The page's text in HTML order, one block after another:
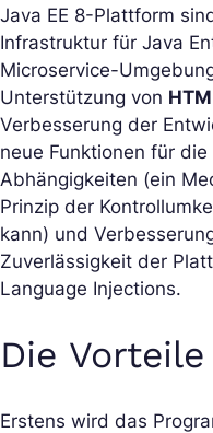
Java EE 8-Plattform
Infrastruktur für Java
Microservice-
Unterstützung von
Verbesserung der
neue Funktionen für
Abhängigkeiten (ein
Prinzip der
kann) und
Zuverlässigkeit der
Language Injections.
Die
Erstens wird das